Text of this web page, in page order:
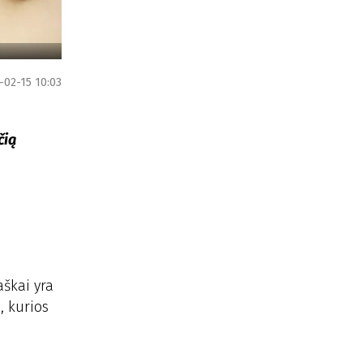
02-15 10:03
yra
kurios